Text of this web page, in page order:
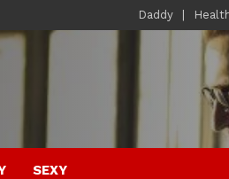
Daddy
SEXY